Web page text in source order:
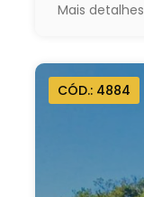
Mais detalhes
CÓD.: 4884